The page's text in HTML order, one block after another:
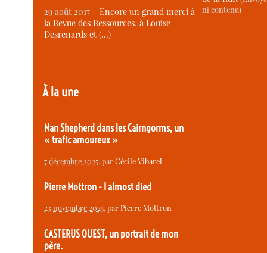
29 août 2017 –Encore un grand merci à
la Revue des Ressources, à Louise
Desrenards et (…)
À la une
Nan Shepherd dans les Cairngorms, un
« trafic amoureux »
7 décembre 2025, parCécile Vibarel
Pierre Mottron - I almost died
23 novembre 2025, parPierre Mottron
CASTERUS OUEST, un portrait de mon
père.
ni contenu)